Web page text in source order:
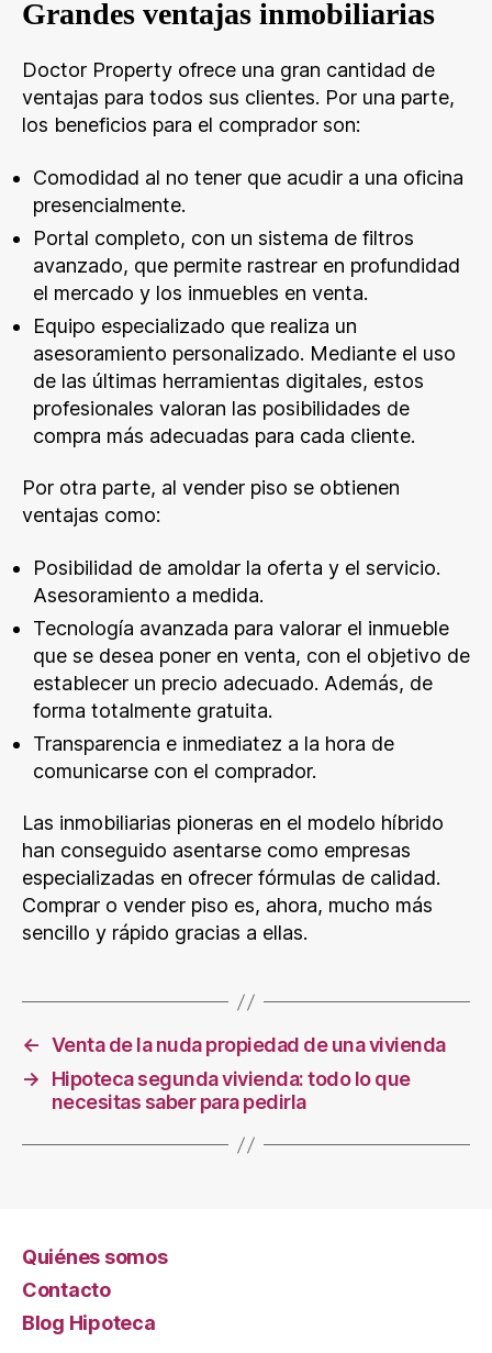
Grandes ventajas inmobiliarias
Doctor Property ofrece una gran cantidad de
ventajas para todos sus clientes. Por una parte,
los beneficios para el comprador son:
Comodidad al no tener que acudir a una oficina
presencialmente.
Portal completo, con un sistema de filtros
avanzado, que permite rastrear en profundidad
el mercado y los inmuebles en venta.
Equipo especializado que realiza un
asesoramiento personalizado. Mediante el uso
de las últimas herramientas digitales, estos
profesionales valoran las posibilidades de
compra más adecuadas para cada cliente.
Por otra parte, al vender piso se obtienen
ventajas como:
Posibilidad de amoldar la oferta y el servicio.
Asesoramiento a medida.
Tecnología avanzada para valorar el inmueble
que se desea poner en venta, con el objetivo de
establecer un precio adecuado. Además, de
forma totalmente gratuita.
Transparencia e inmediatez a la hora de
comunicarse con el comprador.
Las inmobiliarias pioneras en el modelo híbrido
han conseguido asentarse como empresas
especializadas en ofrecer fórmulas de calidad.
Comprar o vender piso es, ahora, mucho más
sencillo y rápido gracias a ellas.
← Venta de la nuda propiedad de una vivienda
→
Hipoteca segunda vivienda: todo lo que
necesitas saber para pedirla
Quiénes somos
Contacto
Blog Hipoteca